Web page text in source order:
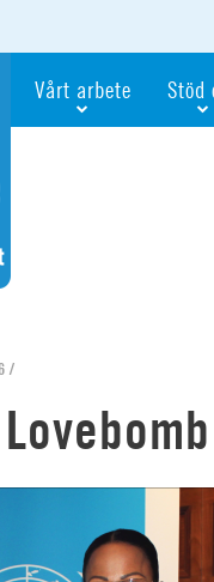
Vårt arbete Stöd
/